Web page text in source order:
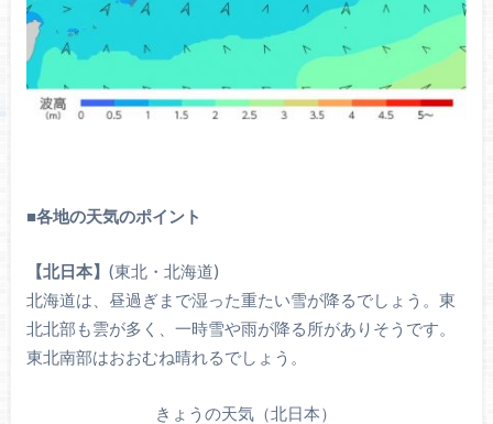
■各地の天気のポイント
【北日本】 (東北・北海道)
北海道は、昼過ぎまで湿った重たい雪が降るでしょう。東
北北部も雲が多く、一時雪や雨が降る所がありそうです。
東北南部はおおむね晴れるでしょう。
きょうの天気（北日本）